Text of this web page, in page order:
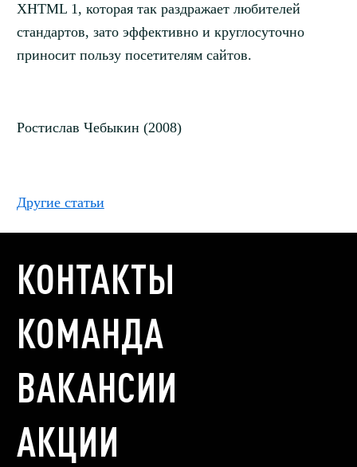
XHTML 1, которая так раздражает любителей
стандартов, зато эффективно и круглосуточно
приносит пользу посетителям сайтов.
Ростислав Чебыкин (2008)
Другие статьи
КОНТАКТЫ
КОМАНДА
ВАКАНСИИ
АКЦИИ